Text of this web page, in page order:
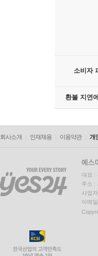
소비자
환불 지연
회사소개 인재채용 이용약관 개
대표 :
주소 :
사업
이메